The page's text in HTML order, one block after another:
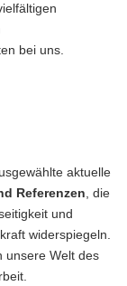
bei uns.
aktuelle
Referenzen , die
und
widerspiegeln.
unsere Welt des